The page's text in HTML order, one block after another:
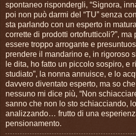
spontaneo rispondergli, “Signora,
poi non può darmi del “TU” senza
sta parlando con un esperto in
corrette di prodotti ortofrutticoli?”, ma
essere troppo arrogante e
prendere il mandarino e, in rigoroso
le dita, ho fatto un piccolo sospiro, e
studiato”, la nonna annuisce, e lo
davvero diventato esperto, ma so
nessuno mi dice più, “Non
sanno che non lo sto schiacciando,
analizzando… frutto di una
pensionamento.